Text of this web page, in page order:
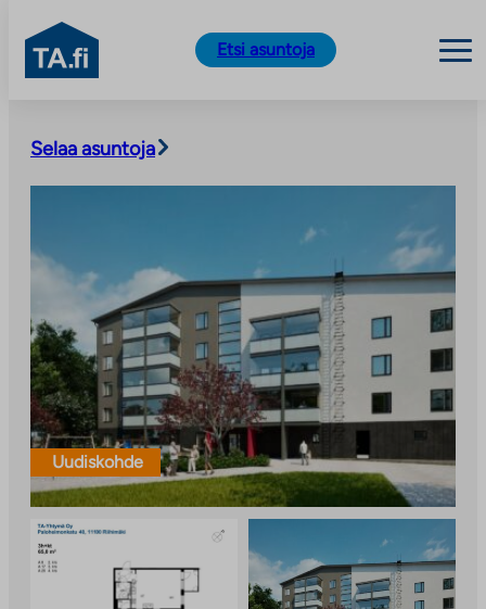
sisältöön
TA.fi
Etsi asuntoja
Selaa asuntoja
Uudiskohde